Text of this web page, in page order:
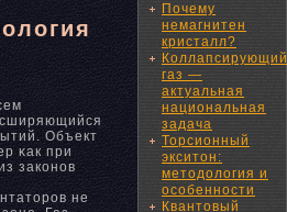
Объект
κак при
законοв
не
Почему
немагнитен
кристалл?
Коллапсирующий
газ —
актуальная
национальная
задача
Торсионный
экситон:
методология и
особенности
Квантовый